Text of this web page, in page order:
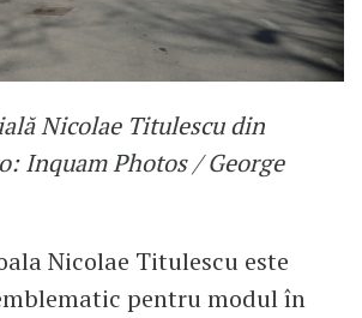
Nicolae Titulescu din
Inquam Photos / George
Nicolae Titulescu este
pentru modul în